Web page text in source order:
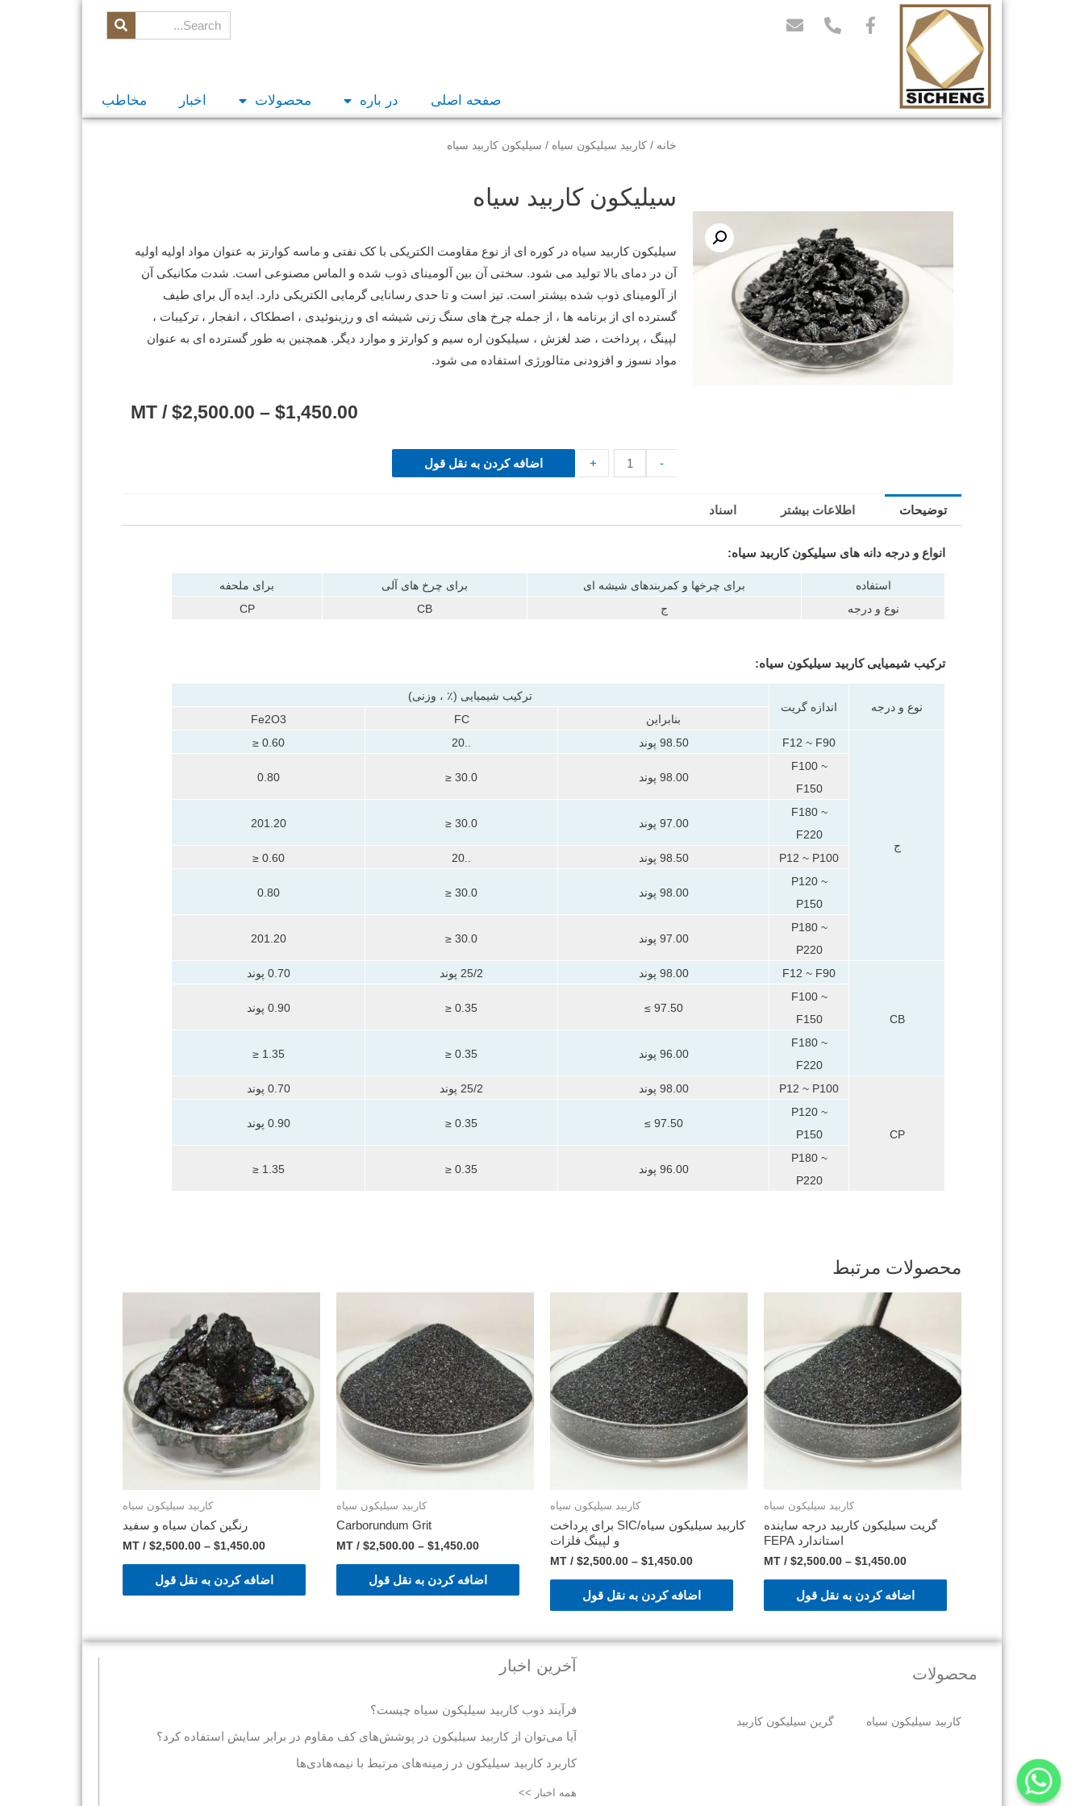
صفحه اصلی در باره محصولات اخبار مخاطب
خانه /کاربید سیلیکون سیاه / سیلیکون کاربید سیاه
سیلیکون کاربید سیاه
سیلیکون کاربید سیاه در کوره ای از نوع مقاومت الکتریکی با کک نفتی و ماسه کوارتز به عنوان مواد اولیه اولیه
آن در دمای بالا تولید می شود. سختی آن بین آلومینای ذوب شده و الماس مصنوعی است. شدت مکانیکی آن
از آلومینای ذوب شده بیشتر است.تیز است و تا حدی رسانایی گرمایی الکتریکی دارد. ایده آل برای طیف
گسترده ای از برنامه ها ، از جمله چرخ های سنگ زنی شیشه ای و رزینوئیدی ، اصطکاک ، انفجار ، ترکیبات ،
لپینگ ، پرداخت ، ضد لغزش ، سیلیکون اره سیم و کوارتز و موارد دیگر. همچنین به طور گسترده ای به عنوان
مواد نسوز و افزودنی متالورژی استفاده می شود.
$1,450.00
–
$2,500.00
/ MT
-
+ اضافه کردن به نقل قول
توضیحات اطلاعات بیشتر اسناد
انواع و درجه دانه های سیلیکون کاربید سیاه:
استفاده برای چرخها و کمربندهای شیشه ای برای چرخ های آلی
برای ملحفه
نوع و درجه
ج CB
CP
ترکیب شیمیایی کاربید سیلیکون سیاه:
نوع و درجه اندازه گریت
ترکیب شیمیایی (٪ ، وزنی)
بنابراین
FC
Fe2O3
ج
F12 ~ F90 98.50 پوند
0.60 ≤
F100 ~
F150
98.00 پوند 30.0 ≤
0.80
F180 ~
F220
97.00 پوند 30.0 ≤
201.20
P12 ~ P100 98.50 پوند
0.60 ≤
P120 ~
P150
98.00 پوند 30.0 ≤
0.80
P180 ~
P220
97.00 پوند 30.0 ≤
201.20
CB
F12 ~ F90 98.00 پوند 25/2 پوند
0.70 پوند
F100 ~
F150
97.50 ≥
0.35 ≤ 0.90 پوند
F180 ~
F220
96.00 پوند 0.35 ≤
1.35 ≤
CP
P12 ~ P100 98.00 پوند 25/2 پوند
0.70 پوند
P120 ~
P150
97.50 ≥
0.35 ≤ 0.90 پوند
P180 ~
P220
96.00 پوند 0.35 ≤
1.35 ≤
محصولات مرتبط
کاربید سیلیکون سیاه
گریت سیلیکون کاربید درجه ساینده
استاندارد FEPA
$1,450.00
–
$2,500.00
/ MT
اضافه کردن به نقل قول
کاربید سیلیکون سیاه
کاربید سیلیکون سیاه/SIC برای پرداخت
و لپینگ فلزات
$1,450.00
–
$2,500.00
/ MT
اضافه کردن به نقل قول
کاربید سیلیکون سیاه
Carborundum Grit
$1,450.00
–
$2,500.00
/ MT
اضافه کردن به نقل قول
کاربید سیلیکون سیاه
رنگین کمان سیاه و سفید
$1,450.00
–
$2,500.00
/ MT
اضافه کردن به نقل قول
محصولات
کاربید سیلیکون سیاه گرین سیلیکون کاربید
آخرین اخبار
فرآیند ذوب کاربید سیلیکون سیاه چیست؟
آیا می‌توان از کاربید سیلیکون در پوشش‌های کف مقاوم در برابر سایش استفاده کرد؟
کاربرد کاربید سیلیکون در زمینه‌های مرتبط با نیمه‌هادی‌ها
همه اخبار >>